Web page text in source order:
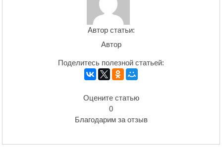
Автор статьи:
Автор
Поделитесь полезной статьей:
Оцените статью
0
Благодарим за отзыв